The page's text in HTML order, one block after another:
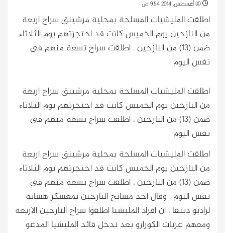
اطلقت المليشيات المسلحة بمحلية مرشينق سراح اربعة
من النازحين يوم الخميس كانت قد احتجزتهم يوم الثلاثاء
ضمن (13) من النازحين ، اطلقت سراح تسعة منهم فى
نفس اليوم
اطلقت المليشيات المسلحة بمحلية مرشينق سراح اربعة
من النازحين يوم الخميس كانت قد احتجزتهم يوم الثلاثاء
ضمن (13) من النازحين ، اطلقت سراح تسعة منهم فى
نفس اليوم
اطلقت المليشيات المسلحة بمحلية مرشينق سراح اربعة
من النازحين يوم الخميس كانت قد احتجزتهم يوم الثلاثاء
ضمن (13) من النازحين ، اطلقت سراح تسعة منهم فى
نفس اليوم . وقال احد مشايخ النازحين بمعسكر هشابة
لراديو دبنقا ، ان افراد المليشيا اطلقوا سراح النازحين الاربعة
ومعهم عربات الكورارو بعد تدخل قائد المليشيا المدعو